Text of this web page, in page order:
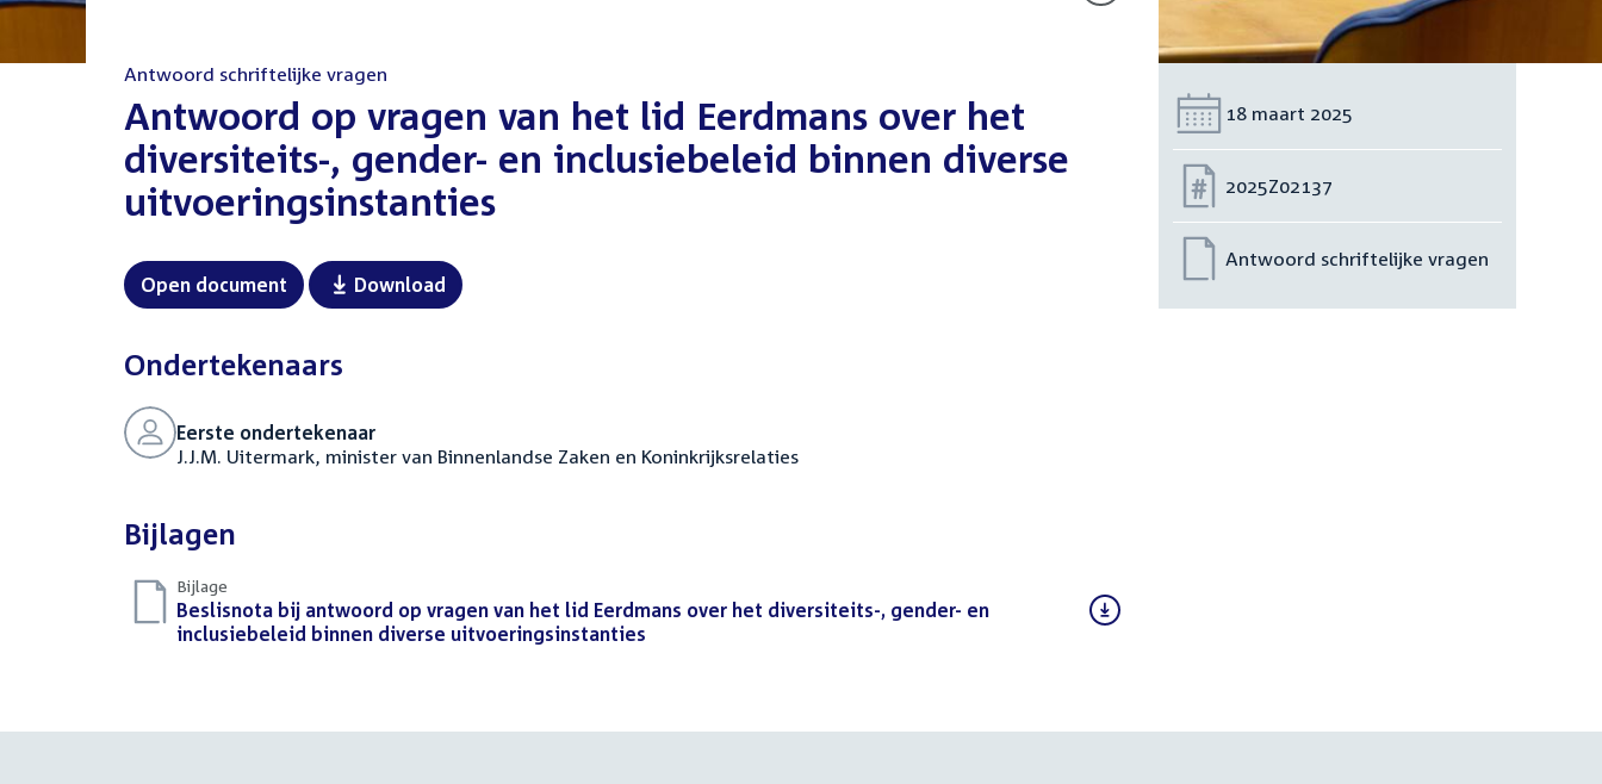
Antwoord schriftelijke vragen
Antwoord op vragen van het lid Eerdmans over het
diversiteits-, gender- en inclusiebeleid binnen diverse
uitvoeringsinstanties
Open document Download
Ondertekenaars
Eerste ondertekenaar
J.J.M. Uitermark, minister van Binnenlandse Zaken en Koninkrijksrelaties
Bijlagen
Bijlage
Download
bestand:
Beslisnota bij antwoord op vragen van het lid Eerdmans over het diversiteits-, gender- en
inclusiebeleid binnen diverse uitvoeringsinstanties
Datum:
18 maart 2025
Nummer:
2025Z02137
Antwoord schriftelijke vragen